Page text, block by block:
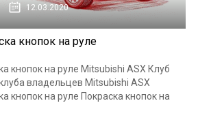
12.03.2020
кнопок на руле
кнопок на руле Mitsubishi ASX Клуб
владельцев Mitsubishi ASX
кнопок на руле Покраска кнопок на